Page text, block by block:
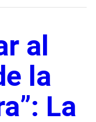
al
la
La